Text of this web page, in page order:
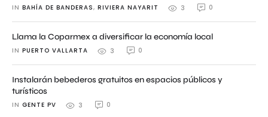
IN BAHÍA DE BANDERAS, RIVIERA NAYARIT 3 0
Llama la Coparmex a diversificar la economía local
IN PUERTO VALLARTA 3 0
Instalarán bebederos gratuitos en espacios públicos y
turísticos
IN GENTE PV 3 0